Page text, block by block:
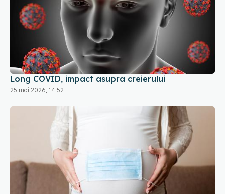
Long COVID, impact asupra creierului
25 mai 2026, 14:52